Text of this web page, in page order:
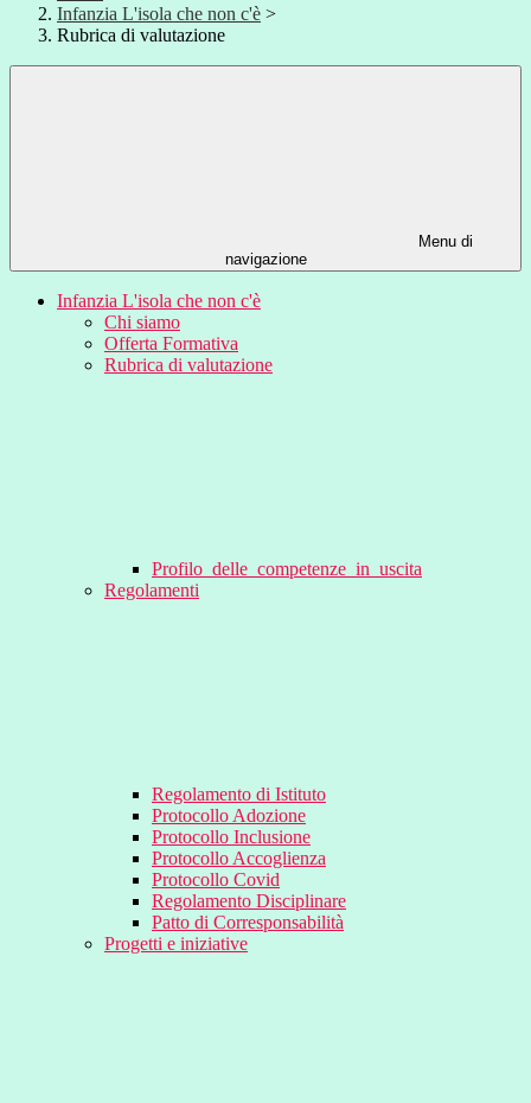
Infanzia L'isola che non c'è >
Rubrica di valutazione
Menu di
navigazione
Infanzia L'isola che non c'è
Chi siamo
Offerta Formativa
Rubrica di valutazione
Profilo_delle_competenze_in_uscita
Regolamenti
Regolamento di Istituto
Protocollo Adozione
Protocollo Inclusione
Protocollo Accoglienza
Protocollo Covid
Regolamento Disciplinare
Patto di Corresponsabilità
Progetti e iniziative